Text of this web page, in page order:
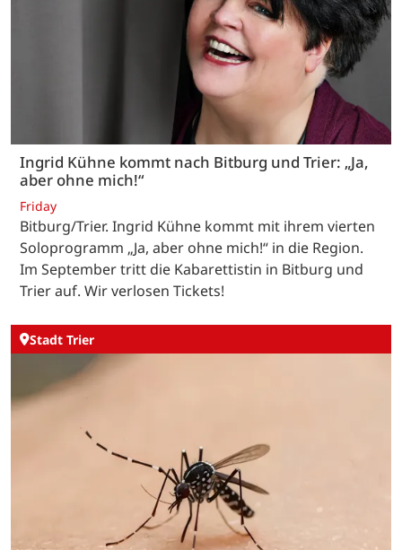
Ingrid Kühne kommt nach Bitburg und Trier: „Ja,
aber ohne mich!“
Friday
Bitburg/Trier. Ingrid Kühne kommt mit ihrem vierten
Soloprogramm „Ja, aber ohne mich!“ in die Region.
Im September tritt die Kabarettistin in Bitburg und
Trier auf. Wir verlosen Tickets!
Stadt Trier